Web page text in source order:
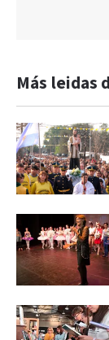
Más leidas